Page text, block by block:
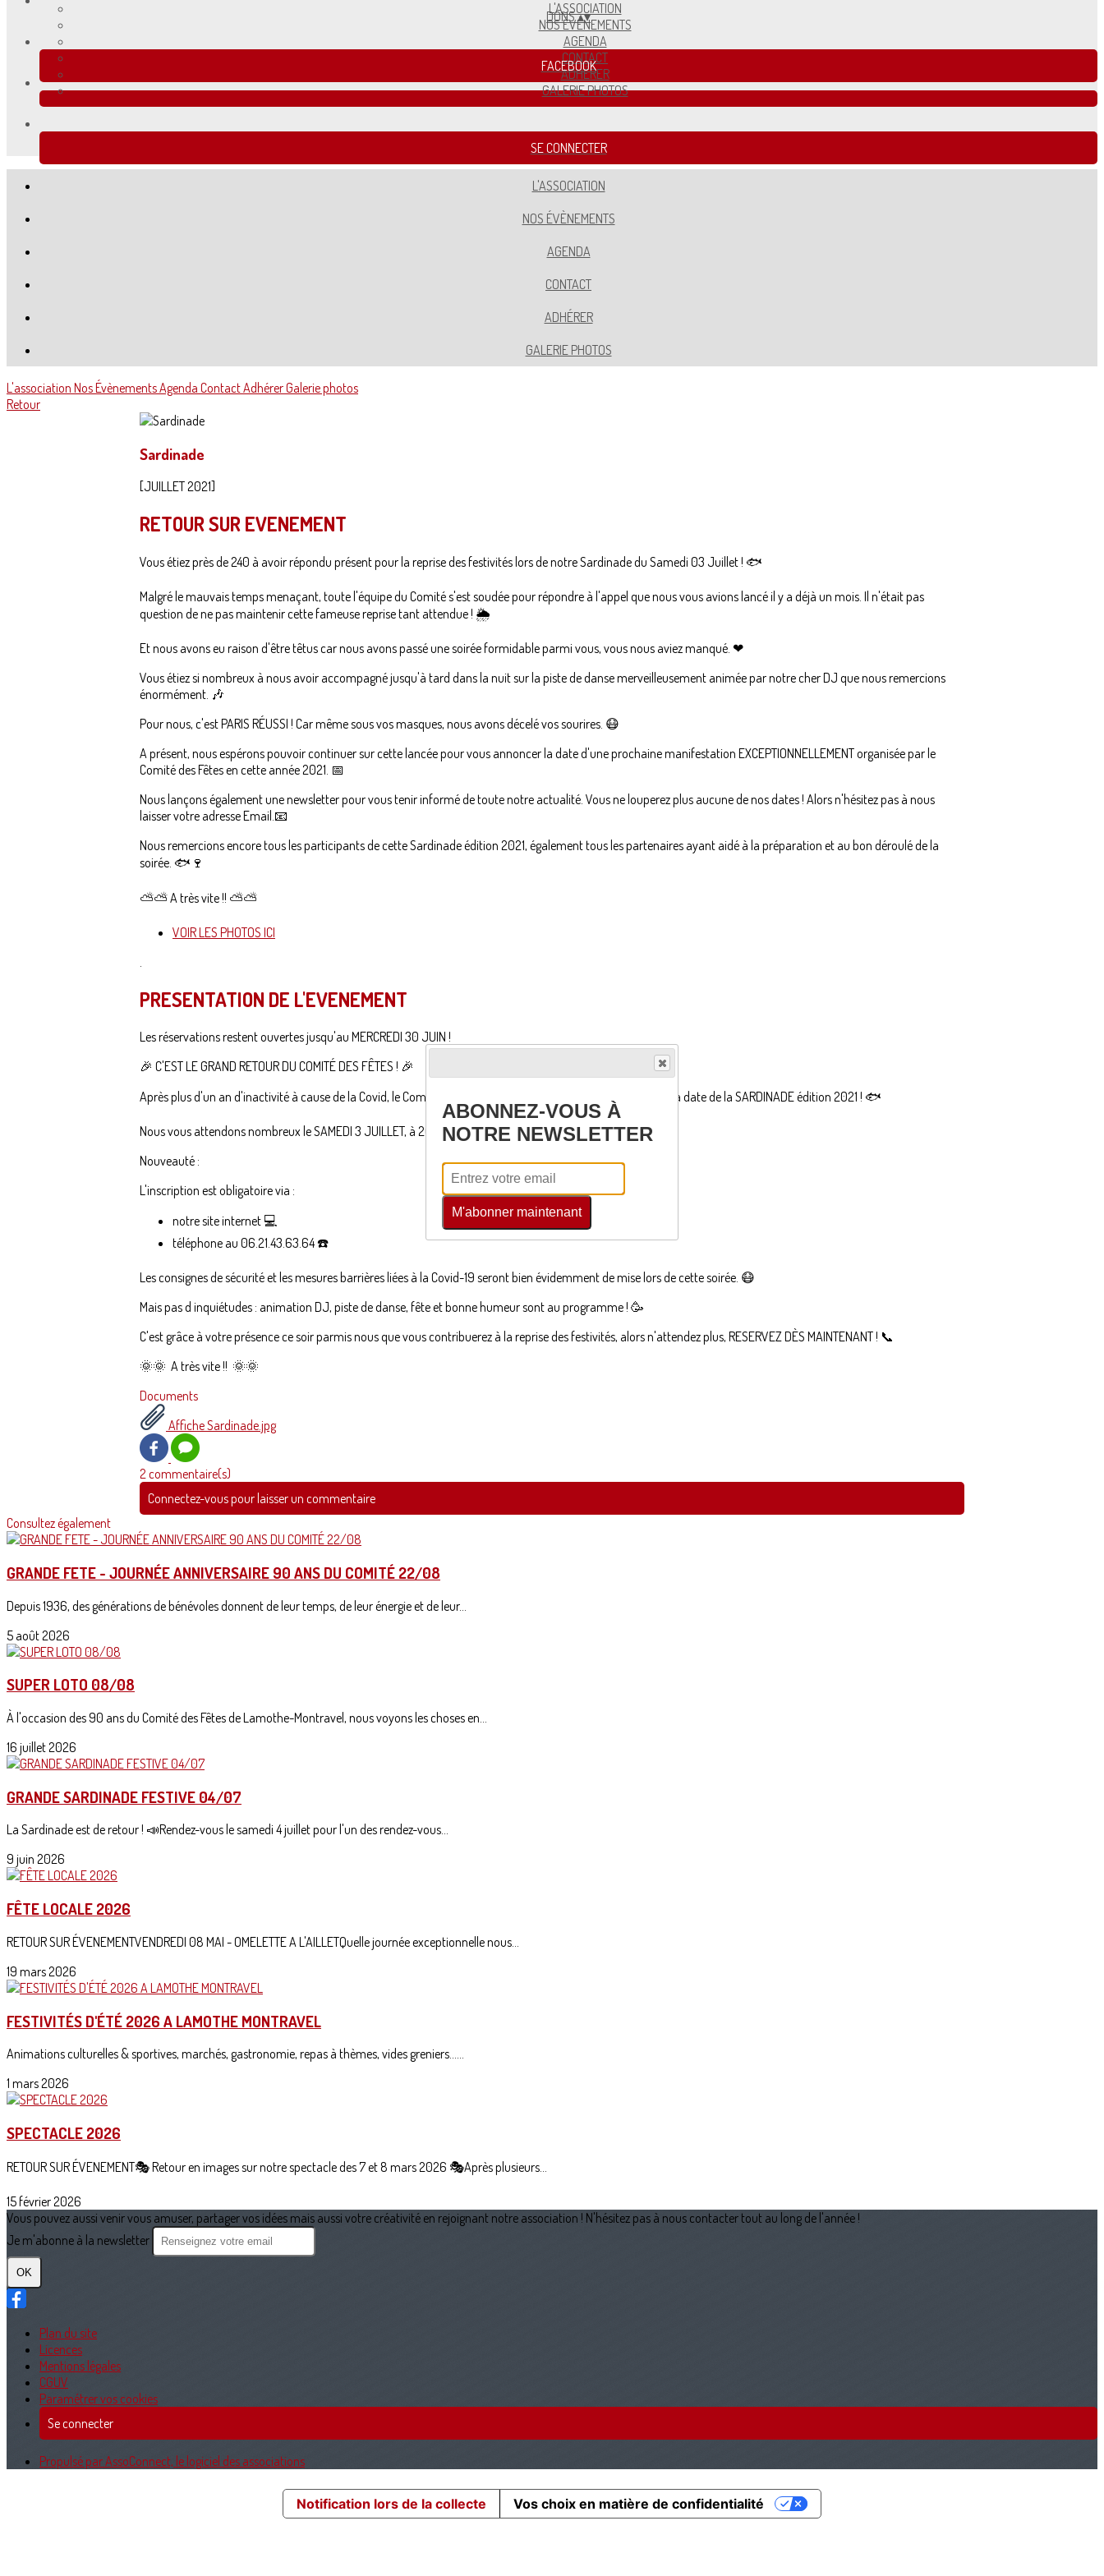
L'ASSOCIATION
NOS ÉVÈNEMENTS
AGENDA
CONTACT
ADHÉRER
GALERIE PHOTOS
DONS▴▾
FACEBOOK
SE CONNECTER
L'ASSOCIATION
NOS ÉVÈNEMENTS
AGENDA
CONTACT
ADHÉRER
GALERIE PHOTOS
L'association Nos ÉvènementsAgenda ContactAdhérerGalerie photos
Retour
Sardinade
[JUILLET 2021]
RETOUR SUR EVENEMENT
Vous étiez près de 240 à avoir répondu présent pour la reprise des festivités lors de notre Sardinade du Samedi 03 Juillet ! 🐟
Malgré le mauvais temps menaçant, toute l'équipe du Comité s'est soudée pour répondre à l'appel que nous vous avions lancé il y a déjà un mois. Il n'était pas
question de ne pas maintenir cette fameuse reprise tant attendue ! 🌦
Et nous avons eu raison d'être têtus car nous avons passé une soirée formidable parmi vous, vous nous aviez manqué. ❤
Vous étiez si nombreux à nous avoir accompagné jusqu'à tard dans la nuit sur la piste de danse merveilleusement animée par notre cher DJ que nous remercions
énormément. 🎶
Pour nous, c'est PARIS RÉUSSI ! Car même sous vos masques, nous avons décelé vos sourires. 😷
A présent, nous espérons pouvoir continuer sur cette lancée pour vous annoncer la date d'une prochaine manifestation EXCEPTIONNELLEMENT organisée par le
Comité des Fêtes en cette année 2021. 📅
Nous lançons également une newsletter pour vous tenir informé de toute notre actualité. Vous ne louperez plus aucune de nos dates ! Alors n'hésitez pas à nous
laisser votre adresse Email.📧
Nous remercions encore tous les participants de cette Sardinade édition 2021, également tous les partenaires ayant aidé à la préparation et au bon déroulé de la
soirée. 🐟🍷
⛅⛅ A très vite !! ⛅⛅
VOIR LES PHOTOS ICI
.
PRESENTATION DE L'EVENEMENT
Les réservations restent ouvertes jusqu'au MERCREDI 30 JUIN !
🎉 C'EST LE GRAND RETOUR DU COMITÉ DES FÊTES ! 🎉
Après plus d'un an d'inactivité à cause de la Covid, le Comité organise son grand retour en vous annonçant la date de la SARDINADE édition 2021 ! 🐟
Nous vous attendons nombreux le SAMEDI 3 JUILLET, à 20H00 sur la PLACE DE L'ÉGLISE à LAMOTHE ! 📆
Nouveauté :
L'inscription est obligatoire via :
notre site internet 💻
téléphone au 06.21.43.63.64 ☎️
Les consignes de sécurité et les mesures barrières liées à la Covid-19 seront bien évidemment de mise lors de cette soirée. 😷
Mais pas d inquiétudes : animation DJ, piste de danse, fête et bonne humeur sont au programme ! 🥳
C'est grâce à votre présence ce soir parmis nous que vous contribuerez à la reprise des festivités, alors n'attendez plus, RESERVEZ DÈS MAINTENANT ! 📞
🌞🌞 A très vite !! 🌞🌞
Documents
Affiche Sardinade.jpg
2 commentaire(s)
Connectez-vous pour laisser un commentaire
Consultez également
GRANDE FETE - JOURNÉE ANNIVERSAIRE 90 ANS DU COMITÉ 22/08
Depuis 1936, des générations de bénévoles donnent de leur temps, de leur énergie et de leur...
5 août 2026
SUPER LOTO 08/08
À l'occasion des 90 ans du Comité des Fêtes de Lamothe-Montravel, nous voyons les choses en...
16 juillet 2026
GRANDE SARDINADE FESTIVE 04/07
La Sardinade est de retour ! 📣Rendez-vous le samedi 4 juillet pour l'un des rendez-vous...
9 juin 2026
FÊTE LOCALE 2026
RETOUR SUR ÉVENEMENTVENDREDI 08 MAI - OMELETTE A L'AILLETQuelle journée exceptionnelle nous...
19 mars 2026
FESTIVITÉS D'ÉTÉ 2026 A LAMOTHE MONTRAVEL
Animations culturelles & sportives, marchés, gastronomie, repas à thèmes, vides greniers......
1 mars 2026
SPECTACLE 2026
RETOUR SUR ÉVENEMENT🎭 Retour en images sur notre spectacle des 7 et 8 mars 2026 🎭Après plusieurs...
15 février 2026
Vous pouvez aussi venir vous amuser, partager vos idées mais aussi votre créativité en rejoignant notre association ! N'hésitez pas à nous contacter tout au long de l'année !
Je m'abonne à la newsletter
OK
Plan du site
Licences
Mentions légales
CGUV
Paramétrer vos cookies
Se connecter
Propulsé par AssoConnect, le logiciel des associations
Notification lors de la collecte Vos choix en matière de confidentialité
ABONNEZ-VOUS À
NOTRE NEWSLETTER
M'abonner maintenant